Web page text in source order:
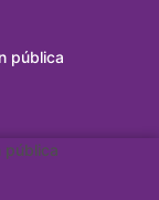
pública
pública